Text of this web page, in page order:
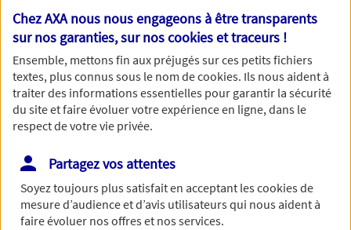
meilleurs délais par mail ou par téléphone.
Votre message :
Vous disposez de droits sur les informations vous concernant. Pour
plus d’informations,cliquez ici.
Chez AXA nous nous engageons à être transparents
sur nos garanties, sur noscookies et traceurs !
Ensemble, mettons fin aux préjugés sur ces petits fichiers
textes, plus connus sous le nom decookies. Ils nous aident à
traiter des informations essentielles pour garantir la sécurité
du site et faire évoluer votre expérience en ligne, dans le
respect de votre vie privée.
Partagez vos attentes
Soyez toujours plus satisfait en acceptant lescookiesde
mesure d’audience et d’avis utilisateurs qui nous aident à
faire évoluer nos offres et nos services.